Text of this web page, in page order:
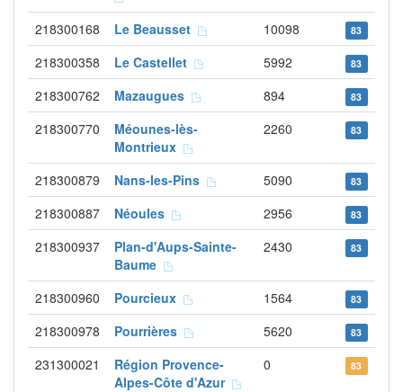
218300168 Le Beausset 10098 83
218300358 Le Castellet 5992 83
218300762 Mazaugues 894 83
218300770
Méounes-lès-
Montrieux
2260 83
218300879 Nans-les-Pins 5090 83
218300887 Néoules 2956 83
218300937
Plan-d'Aups-Sainte-
Baume
2430 83
218300960 Pourcieux 1564 83
218300978 Pourrières 5620 83
231300021
Région Provence-
Alpes-Côte d'Azur
0 83